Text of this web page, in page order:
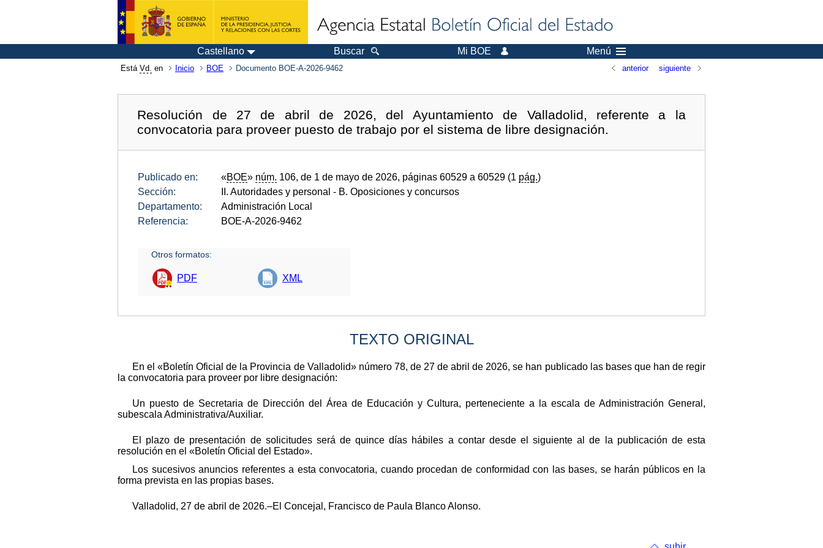
Castellano Buscar Mi BOE Menú
Está Vd. en Inicio BOE Documento BOE-A-2026-9462 anterior siguiente
Resolución de 27 de abril de 2026, del Ayuntamiento de Valladolid, referente a la
convocatoria para proveer puesto de trabajo por el sistema de libre designación.
Publicado en: «BOE» núm. 106, de 1 de mayo de 2026, páginas 60529 a 60529 (1 pág.)
Sección:
II. Autoridades y personal - B. Oposiciones y concursos
Departamento:
Administración Local
Referencia:
BOE-A-2026-9462
Otros formatos:
PDF XML
TEXTO ORIGINAL
En el «Boletín Oficial de la Provincia de Valladolid» número 78, de 27 de abril de 2026, se han publicado las bases que han de regir
la convocatoria para proveer por libre designación:
Un puesto de Secretaria de Dirección del Área de Educación y Cultura, perteneciente a la escala de Administración General,
subescala Administrativa/Auxiliar.
El plazo de presentación de solicitudes será de quince días hábiles a contar desde el siguiente al de la publicación de esta
resolución en el «Boletín Oficial del Estado».
Los sucesivos anuncios referentes a esta convocatoria, cuando procedan de conformidad con las bases, se harán públicos en la
forma prevista en las propias bases.
Valladolid, 27 de abril de 2026.–El Concejal, Francisco de Paula Blanco Alonso.